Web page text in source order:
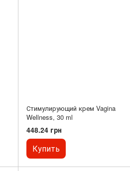
Стимулирующий крем Vagina
Wellness, 30 ml
448.24 грн
Купить